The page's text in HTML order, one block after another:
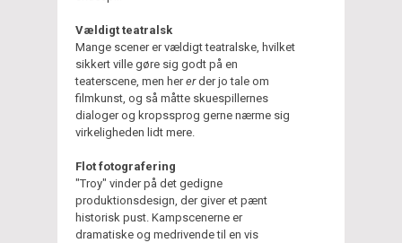
Vældigt teatralsk
Mange scener er vældigt teatralske, hvilket
sikkert ville gøre sig godt på en
teaterscene, men hererder jo tale om
filmkunst, og så måtte skuespillernes
dialoger og kropssprog gerne nærme sig
virkeligheden lidt mere.
Flot fotografering
"Troy" vinder på det gedigne
produktionsdesign, der giver et pænt
historisk pust. Kampscenerne er
dramatiske og medrivende til en vis